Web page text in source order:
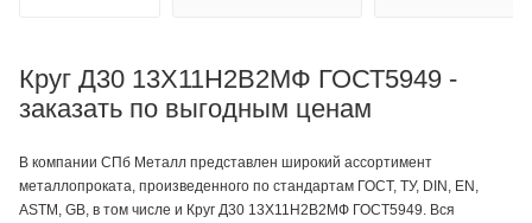
Круг Д30 13Х11Н2В2МФ ГОСТ5949 -
заказать по выгодным ценам
В компании СПб Металл представлен широкий ассортимент
металлопроката, произведенного по стандартам ГОСТ, ТУ, DIN, EN,
ASTM, GB, в том числе и Круг Д30 13Х11Н2В2МФ ГОСТ5949. Вся